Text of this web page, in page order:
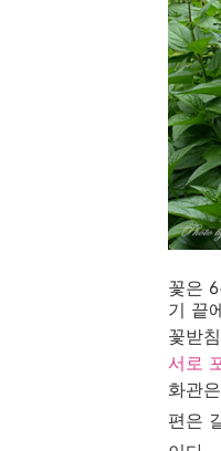
꽃은
기 끝
꽃받
서로
화관
편은